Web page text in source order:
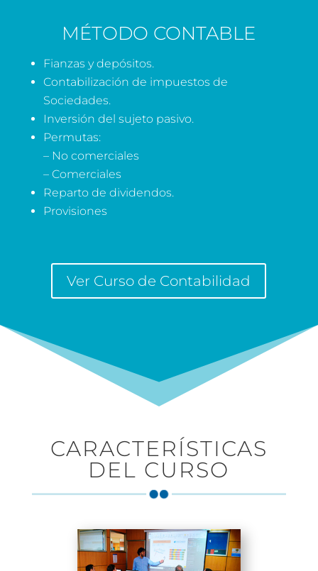
MÉTODO CONTABLE
Fianzas y depósitos.
Contabilización de impuestos de
Sociedades.
Inversión del sujeto pasivo.
Permutas:
– No comerciales
– Comerciales
Reparto de dividendos.
Provisiones
Ver Curso de Contabilidad
CARACTERÍSTICAS
DEL CURSO